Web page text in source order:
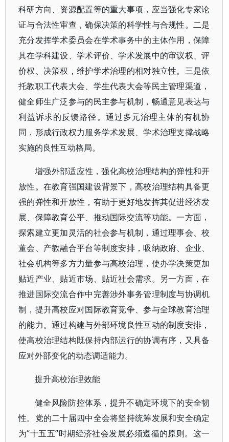
科研方向、资源配置等的重大事项，应当强化专家论
证与合法性审查，确保决策的科学性与合规性。二是
充分发挥学术委员会在学术事务中的主体作用，保障
其在学科建设、学术评价、学术发展中的审议权、评
价权、决策权，维护学术治理的相对独立性。三是依
托教职工代表大会、学生代表大会等民主管理渠道，
健全师生广泛参与的民主参与机制，畅通意见表达与
利益诉求的反馈路径。通过多元治理主体的有机协
同，形成行政权力服务学术发展、学术治理支撑战略
实施的良性互动格局。
增强外部适应性，强化高校治理结构的弹性和开
放性。在教育强国建设背景下，高校治理结构具备更
强的弹性和开放性，有助于更好地发挥其促进经济发
展、保障教育公平、推动国际交流等功能。一方面，
探索建立更加灵活的社会参与机制，通过理事会、校
董会、产教融合平台等制度安排，吸纳政府、企业、
社会机构等多方力量参与高校治理，使办学决策更加
贴近产业、贴近市场、贴近社会需求。另一方面，在
推进国际交流合作中完善涉外事务管理制度与协调机
制，提升高校应对国际教育竞争、参与全球教育治理
的能力。通过构建与外部环境良性互动的制度安排，
使高校治理结构既保持内部运行的协调有序，又具备
应对外部变化的动态调适能力。
提升高校治理效能
健全风险防控体系，提升不确定环境下的安全韧
性。党的二十届四中全会将坚持统筹发展和安全确定
为“十五五”时期经济社会发展必须遵循的原则。这一